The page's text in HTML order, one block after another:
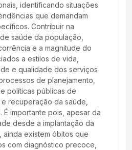
identificando situações
que demandam
Contribuir na
saúde da população,
e a magnitude do
a estilos de vida,
e qualidade dos serviços
de planejamento,
políticas públicas de
recuperação da saúde,
É importante pois, apesar da
desde a implantação da
ainda existem óbitos que
com diagnóstico precoce,